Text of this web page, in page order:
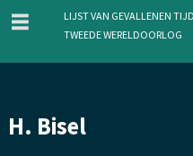
en
menu
Lijst van gevallenen
Tweede Wereldoorlog
H. Bisel